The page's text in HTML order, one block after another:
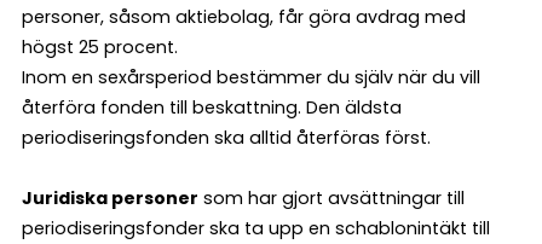
personer, såsom aktiebolag, får göra avdrag med
högst 25 procent.
Inom en sexårsperiod bestämmer du själv när du vill
återföra fonden till beskattning. Den äldsta
periodiseringsfonden ska alltid återföras först.
Juridiska personer som har gjort avsättningar till
periodiseringsfonder ska ta upp en schablonintäkt till